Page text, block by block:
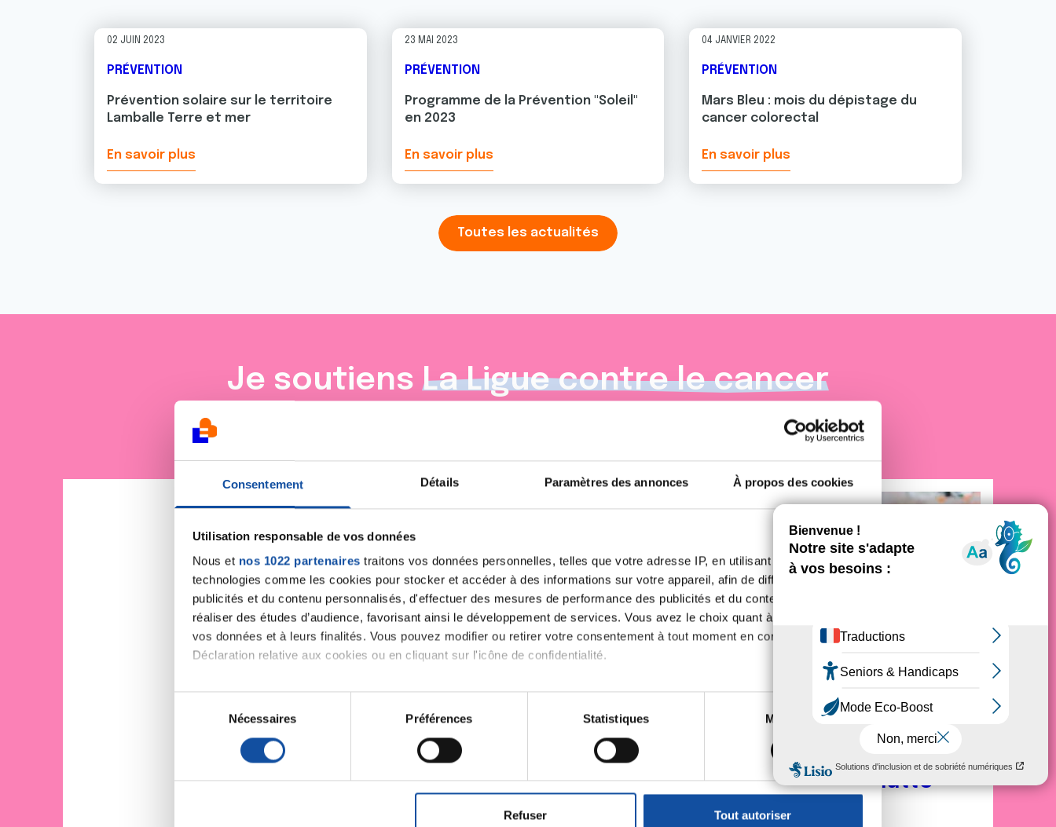
Consentement Détails Paramètres des annonces À propos des cookies
Utilisation responsable de vos données
Nous et nos 1022 partenaires traitons vos données personnelles, telles que votre adresse IP, en utilisant des
technologies comme les cookies pour stocker et accéder à des informations sur votre appareil, afin de diffuser des
publicités et du contenu personnalisés, d'effectuer des mesures de performance des publicités et du contenu, ainsi que de
réaliser des études d’audience, favorisant ainsi le développement de services. Vous avez le choix quant à l'utilisation de
vos données et à leurs finalités. Vous pouvez modifier ou retirer votre consentement à tout moment en consultant la
Déclaration relative aux cookies ou en cliquant sur l'icône de confidentialité.
Si vous le permettez, nous aimerions également :
Collecter des informations sur votre localisation géographique qui peuvent être précises à plusieurs mètres près
digitales).
Pour en savoir plus sur le traitement de vos données personnelles et définir vos préférences, reportez-vous à lasection «
. Vous pouvez modifier ou retirer votre consentement à tout moment à partir de la déclaration sur les cookies.
Nécessaires Préférences Statistiques Marketing
Refuser Tout autoriser
02 JUIN 2023
PRÉVENTION
Prévention solaire sur le territoire
Lamballe Terre et mer
En savoir plus
23 MAI 2023
PRÉVENTION
Programme de la Prévention "Soleil"
en 2023
En savoir plus
04 JANVIER 2022
PRÉVENTION
Mars Bleu : mois du dépistage du
cancer colorectal
En savoir plus
Toutes les actualités
Je soutiens La Ligue contre le cancer
Faites un don et devenez acteur de la lutte
contre le cancer